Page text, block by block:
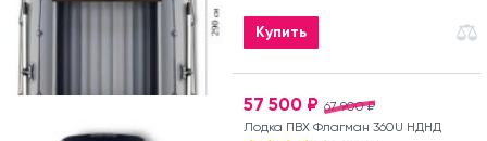
Купить
67 900 ₽
57 500 ₽
Лодка ПВХ Флагман 360U НДНД